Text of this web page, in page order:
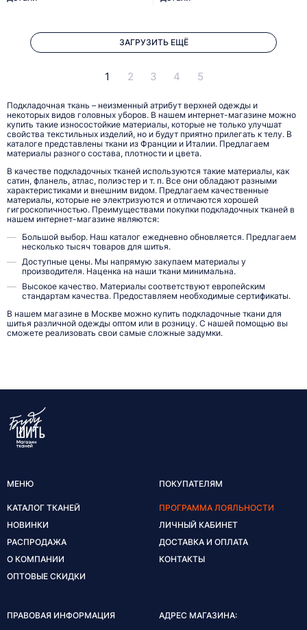
ЗАГРУЗИТЬ ЕЩЁ
1 2 3 4 5
Подкладочная ткань – неизменный атрибут верхней одежды и
некоторых видов головных уборов. В нашем интернет-магазине можно
купить такие износостойкие материалы, которые не только улучшат
свойства текстильных изделий, но и будут приятно прилегать к телу. В
каталоге представлены ткани из Франции и Италии. Предлагаем
материалы разного состава, плотности и цвета.
В качестве подкладочных тканей используются такие материалы, как
сатин, фланель, атлас, полиэстер и т. п. Все они обладают разными
характеристиками и внешним видом. Предлагаем качественные
материалы, которые не электризуются и отличаются хорошей
гигроскопичностью. Преимуществами покупки подкладочных тканей в
нашем интернет-магазине являются:
Большой выбор. Наш каталог ежедневно обновляется. Предлагаем
несколько тысяч товаров для шитья.
Доступные цены. Мы напрямую закупаем материалы у
производителя. Наценка на наши ткани минимальна.
Высокое качество. Материалы соответствуют европейским
стандартам качества. Предоставляем необходимые сертификаты.
В нашем магазине в Москве можно купить подкладочные ткани для
шитья различной одежды оптом или в розницу. С нашей помощью вы
сможете реализовать свои самые сложные задумки.
МЕНЮ
КАТАЛОГ ТКАНЕЙ
НОВИНКИ
РАСПРОДАЖА
О КОМПАНИИ
ОПТОВЫЕ СКИДКИ
ПОКУПАТЕЛЯМ
ПРОГРАММА ЛОЯЛЬНОСТИ
ЛИЧНЫЙ КАБИНЕТ
ДОСТАВКА И ОПЛАТА
КОНТАКТЫ
ПРАВОВАЯ ИНФОРМАЦИЯ АДРЕС МАГАЗИНА: